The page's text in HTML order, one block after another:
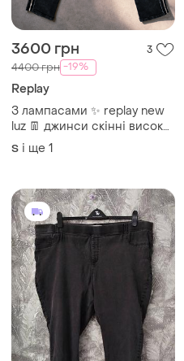
3600 грн 3
4400 грн -19%
Replay
З лампасами ✨ replay new
luz 👖 джинси скінні висока
талія w31 l32 🔥 чорні
завужені джинси з блиском
S і ще 1